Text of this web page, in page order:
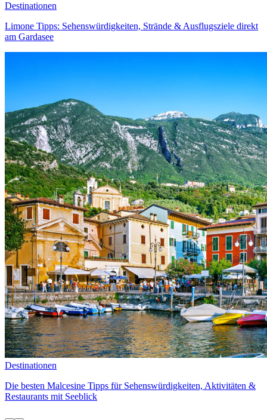
Destinationen
Limone Tipps: Sehenswürdigkeiten, Strände & Ausflugsziele direkt
am Gardasee
Destinationen
Die besten Malcesine Tipps für Sehenswürdigkeiten, Aktivitäten &
Restaurants mit Seeblick